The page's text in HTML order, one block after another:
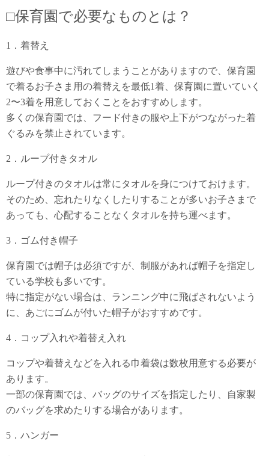
□保育園で必要なものとは？
1．着替え
遊びや食事中に汚れてしまうことがありますので、保育園
で着るお子さま用の着替えを最低1着、保育園に置いていく
2〜3着を用意しておくことをおすすめします。
多くの保育園では、フード付きの服や上下がつながった着
ぐるみを禁止されています。
2．ループ付きタオル
ループ付きのタオルは常にタオルを身につけておけます。
そのため、忘れたりなくしたりすることが多いお子さまで
あっても、心配することなくタオルを持ち運べます。
3．ゴム付き帽子
保育園では帽子は必須ですが、制服があれば帽子を指定し
ている学校も多いです。
特に指定がない場合は、ランニング中に飛ばされないよう
に、あごにゴムが付いた帽子がおすすめです。
4．コップ入れや着替え入れ
コップや着替えなどを入れる巾着袋は数枚用意する必要が
あります。
一部の保育園では、バッグのサイズを指定したり、自家製
のバッグを求めたりする場合があります。
5．ハンガー